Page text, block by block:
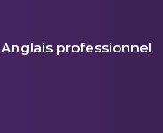
Anglais professionnel